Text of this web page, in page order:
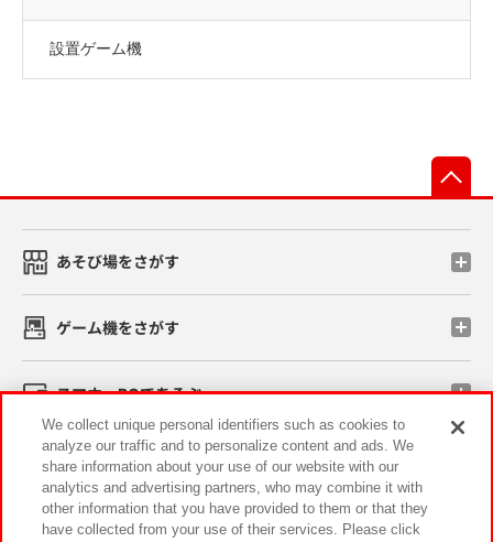
設置ゲーム機
あそび場をさがす
ゲーム機をさがす
スマホ・PCであそぶ
イベント・キャンペーン
We collect unique personal identifiers such as cookies to
analyze our traffic and to personalize content and ads. We
share information about your use of our website with our
analytics and advertising partners, who may combine it with
other information that you have provided to them or that they
have collected from your use of their services. Please click